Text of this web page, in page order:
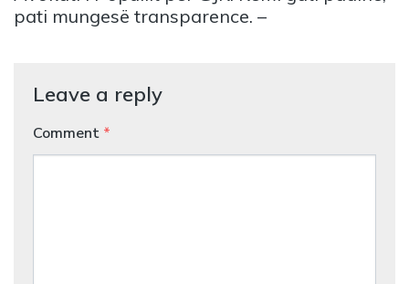
pati mungesë transparence. –
Leave a reply
Comment *